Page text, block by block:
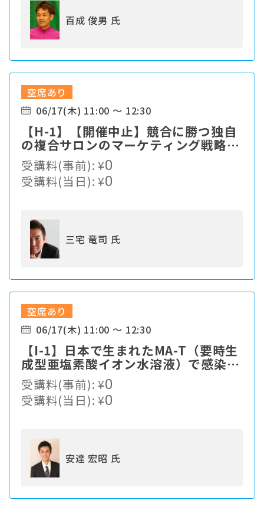
百成 俊男 氏
空席あり
06/17(木) 11:00 ～ 12:30
【H-1】【開催中止】競合に勝つ独自
の複合サロンのマーケティング戦略と
は？
受講料(事前):¥0
受講料(当日):¥0
三宅 竜司 氏
空席あり
06/17(木) 11:00 ～ 12:30
【I-1】⽇本で⽣まれたMA-T（要時⽣
成型亜塩素酸イオン⽔溶液）で感染症
対策
受講料(事前):¥0
受講料(当日):¥0
安達 宏昭 氏